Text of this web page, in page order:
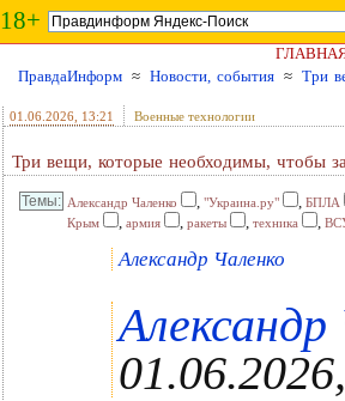
18+
ПравдаИнформ ≈ Новости, события ≈ Три
01.06.2026 , 13:21 Военные технологии
Три вещи, которые необходимы, чтобы
Александр Чаленко , "Украина.ру" , БПЛА
Крым
, армия , ракеты , техника ,
Александр Чаленко